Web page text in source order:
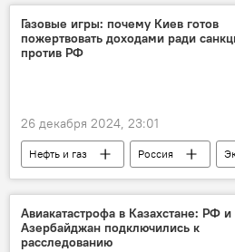
Россия
Соболезнования
ФК "Карабах"
Газовые игры: почему Киев готов
пожертвовать доходами ради
против РФ
26 декабря 2024, 23:01
Нефть и газ Россия
Энергетика
Газ
Украина
СВО
Транзит
Словакия
Австрия
Авиакатастрофа в Казахстане: РФ и
Азербайджан подключились к
расследованию